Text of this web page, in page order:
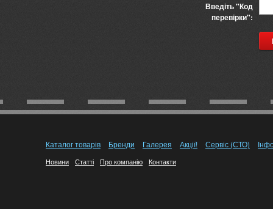
Введіть "Код
перевірки":
Каталог товарів Бренди Галерея Акції! Сервіс (СТО)
Новини Статті Про компанію Контакти